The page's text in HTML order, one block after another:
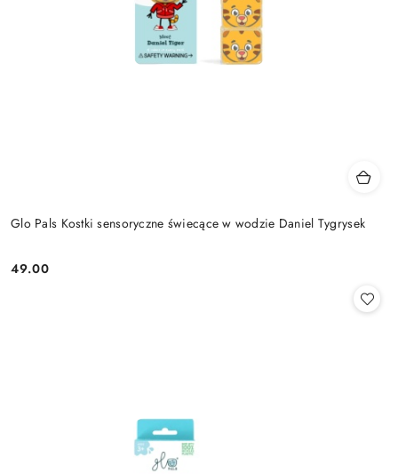
Glo Pals Kostki sensoryczne świecące w wodzie Daniel Tygrysek
Cena:
49.00